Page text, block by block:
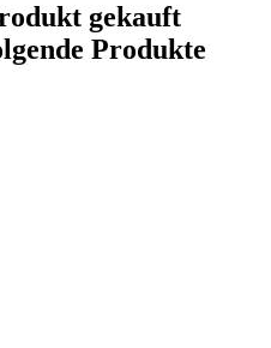
gekauft
Produkte